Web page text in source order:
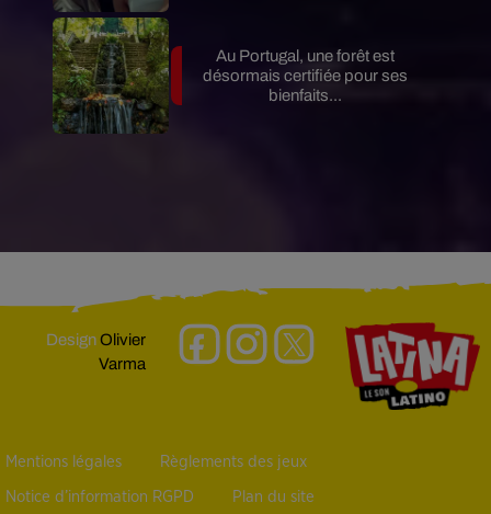
Au Portugal, une forêt est
désormais certifiée pour ses
bienfaits...
DesignOlivier
Varma
Mentions légales Règlements des jeux
Notice d’information RGPD Plan du site